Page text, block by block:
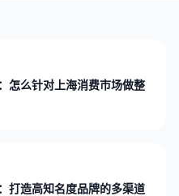
怎么针对上海消费市场做整
打造高知名度品牌的多渠道